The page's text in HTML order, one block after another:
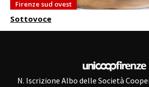
Firenze sud ovest
Sottovoce
N. Iscrizione Albo delle Società